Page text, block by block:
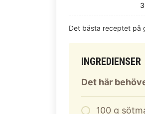
Det bästa receptet på
INGREDIENSER
Det här
100 g